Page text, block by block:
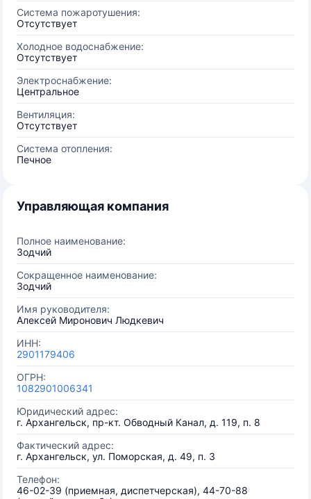
Система пожаротушения:
Отсутствует
Холодное водоснабжение:
Отсутствует
Электроснабжение:
Центральное
Вентиляция:
Отсутствует
Система отопления:
Печное
Управляющая компания
Полное наименование:
Зодчий
Сокращенное наименование:
Зодчий
Имя руководителя:
Алексей Миронович Людкевич
ИНН:
2901179406
ОГРН:
1082901006341
Юридический адрес:
г. Архангельск, пр-кт. Обводный Канал, д. 119, п. 8
Фактический адрес:
г. Архангельск, ул. Поморская, д. 49, п. 3
Телефон:
46-02-39 (приемная, диспетчерская), 44-70-88